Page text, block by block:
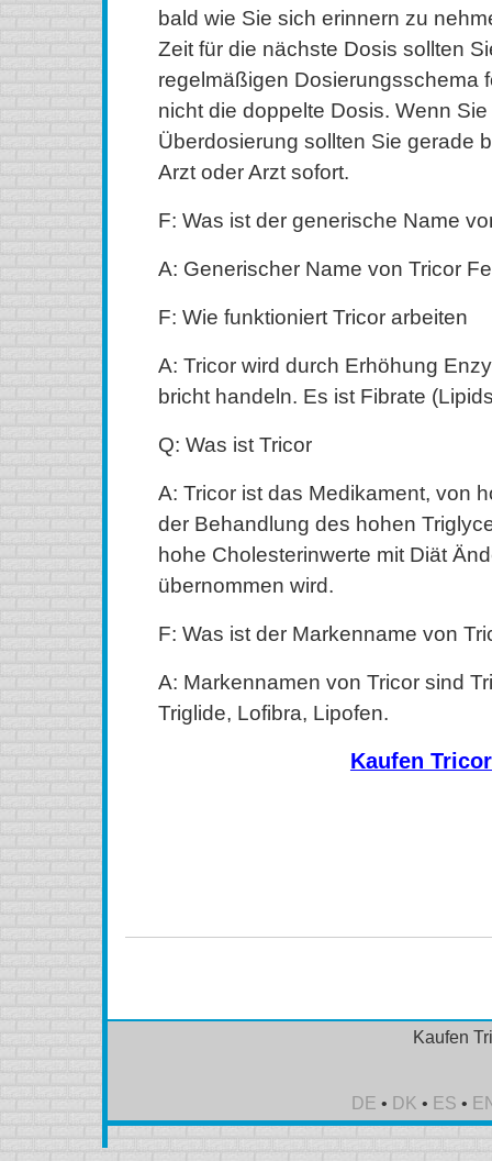
bald wie Sie sich erinnern zu
Zeit für die nächste Dosis sollten
regelmäßigen Dosierungsschema
nicht die doppelte Dosis. Wenn Sie
Überdosierung sollten Sie gerade
Arzt oder Arzt sofort.
F: Was ist der generische Name
A: Generischer Name von Tricor
F: Wie funktioniert Tricor arbeiten
A: Tricor wird durch Erhöhung
bricht handeln. Es ist Fibrate
Q: Was ist Tricor
A: Tricor ist das Medikament, von
der Behandlung des hohen
hohe Cholesterinwerte mit Diät
übernommen wird.
F: Was ist der Markenname von
A: Markennamen von Tricor sind
Triglide, Lofibra, Lipofen.
Kaufen Tricor
Kaufen
DE • DK • ES •